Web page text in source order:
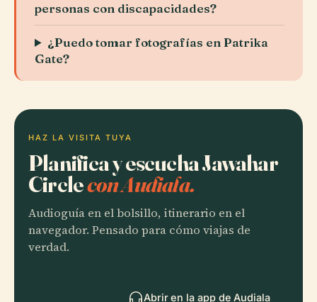
personas con discapacidades?
¿Puedo tomar fotografías en Patrika
Gate?
HAZ LA VISITA TUYA
Planifica y escucha Jawahar
Circlecon Audiala.
Audioguía en el bolsillo, itinerario en el
navegador. Pensado para cómo viajas de
verdad.
Abrir en la app de Audiala